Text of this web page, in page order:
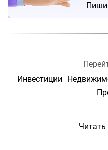
Пиши
Инвестиции
Читать